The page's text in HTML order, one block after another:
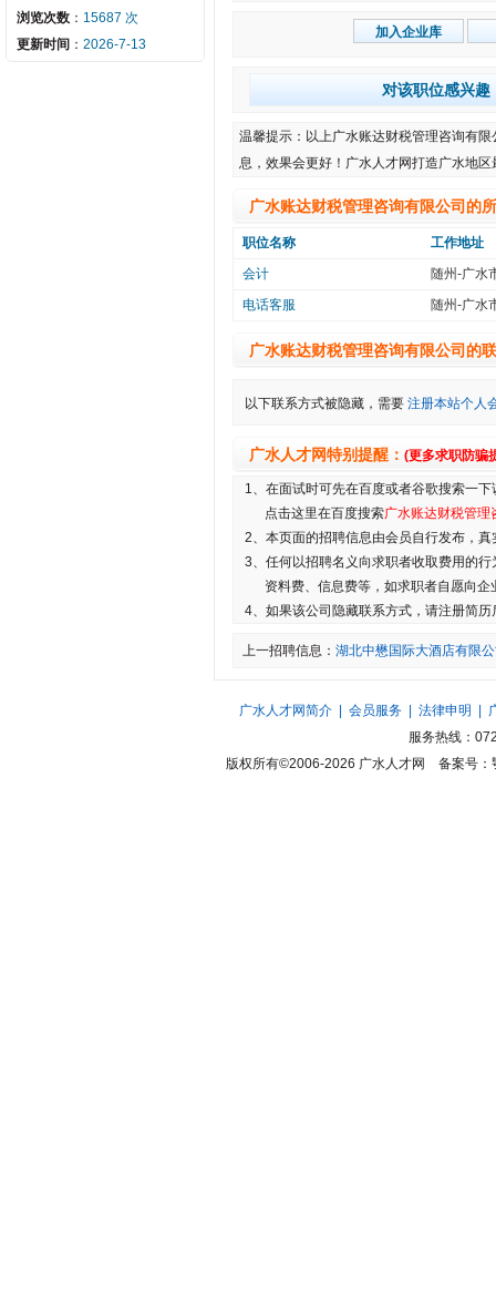
浏览次数 ： 15687 次
更新时间 ： 2026-7-13
对该职位感兴
温馨提示：以上广水账达财税管理咨询有
息，效果会更好！ 广水人才网打造广水地区
广水账达财税管理咨询有限公司的
职位名称
工作地址
会计
随州-广水
电话客服
随州-广水
广水账达财税管理咨询有限公司的
以下联系方式被隐藏，需要 注册本站个人
广水人才网特别提醒： (更多求职防骗
1、在面试时可先在百度或者谷歌搜索一
点击这里在百度搜索广水账达财税管理
2、本页面的招聘信息由会员自行发布，
3、任何以招聘名义向求职者收取费用的
资料费、信息费等，如求职者自愿向企
4、如果该公司隐藏联系方式，请注册简
上一招聘信息： 湖北中懋国际大酒店有限
广水人才网简介| 会员服务| 法律申明
服务热线：
版权所有©2006-2026 广水人才网 备案号：